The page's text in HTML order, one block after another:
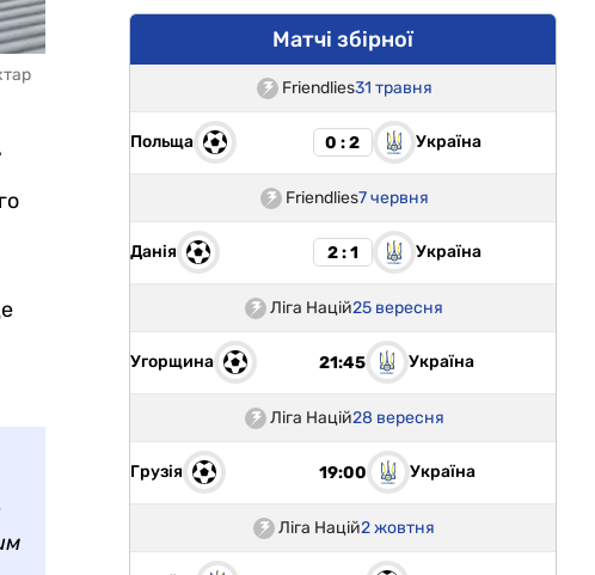
Матчі збірної
Friendlies31 травня
Польща 0 : 2 Україна
Friendlies7 червня
Данія 2 : 1 Україна
Ліга Націй25 вересня
Угорщина 21:45 Україна
Ліга Націй28 вересня
Грузія 19:00 Україна
Ліга Націй2 жовтня